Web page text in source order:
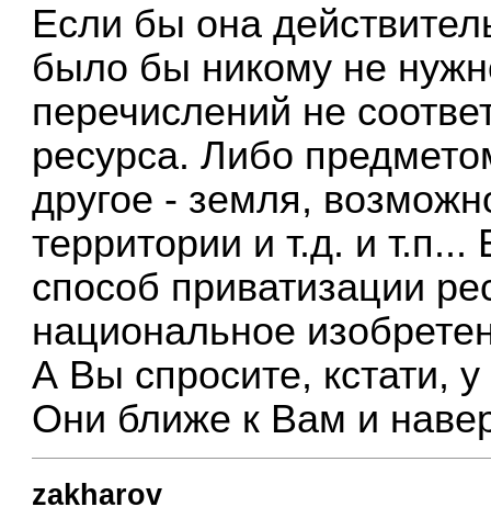
Если бы она
было бы никому не
перечислений не
ресурса. Либо
другое - земля,
территории и т.д. и т.п...
способ приватизации
национальное
А Вы спросите, кстати, у
Они ближе к Вам и
zakharov